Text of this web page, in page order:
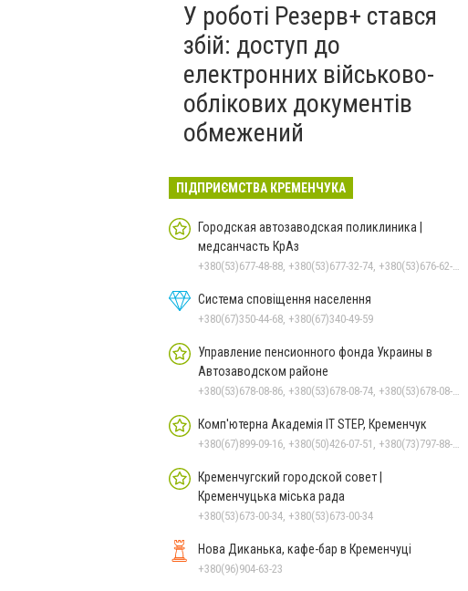
У роботі Резерв+ стався
збій: доступ до
електронних військово-
облікових документів
обмежений
ПІДПРИЄМСТВА КРЕМЕНЧУКА
Городская автозаводская поликлиника |
медсанчасть КрАз
+380(53)677-48-88, +380(53)677-32-74, +380(53)676-62-99, +380536766187
Система сповіщення населення
+380(67)350-44-68, +380(67)340-49-59
Управление пенсионного фонда Украины в
Автозаводском районе
+380(53)678-08-86, +380(53)678-08-74, +380(53)678-08-83, +380(53)678-08-41, +380(53)678-09-05
Комп'ютерна Академія IT STEP, Кременчук
+380(67)899-09-16, +380(50)426-07-51, +380(73)797-88-17
Кременчугский городской совет |
Кременчуцька міська рада
+380(53)673-00-34, +380(53)673-00-34
Нова Диканька, кафе-бар в Кременчуці
+380(96)904-63-23